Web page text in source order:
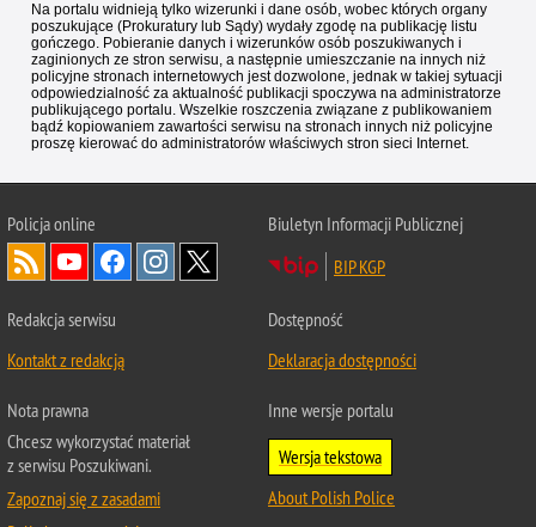
Na portalu widnieją tylko wizerunki i dane osób, wobec których organy
poszukujące (Prokuratury lub Sądy) wydały zgodę na publikację listu
gończego. Pobieranie danych i wizerunków osób poszukiwanych i
zaginionych ze stron serwisu, a następnie umieszczanie na innych niż
policyjne stronach internetowych jest dozwolone, jednak w takiej sytuacji
odpowiedzialność za aktualność publikacji spoczywa na administratorze
publikującego portalu. Wszelkie roszczenia związane z publikowaniem
bądź kopiowaniem zawartości serwisu na stronach innych niż policyjne
proszę kierować do administratorów właściwych stron sieci Internet.
Policjaonline
Biuletyn Informacji Publicznej
BIP KGP
Redakcja serwisu
Kontakt z redakcją
Dostępność
Deklaracja dostępności
Nota prawna
Chcesz wykorzystać materiał
z serwisu Poszukiwani.
Zapoznaj się z zasadami
Inne wersje portalu
Wersja tekstowa
About Polish Police